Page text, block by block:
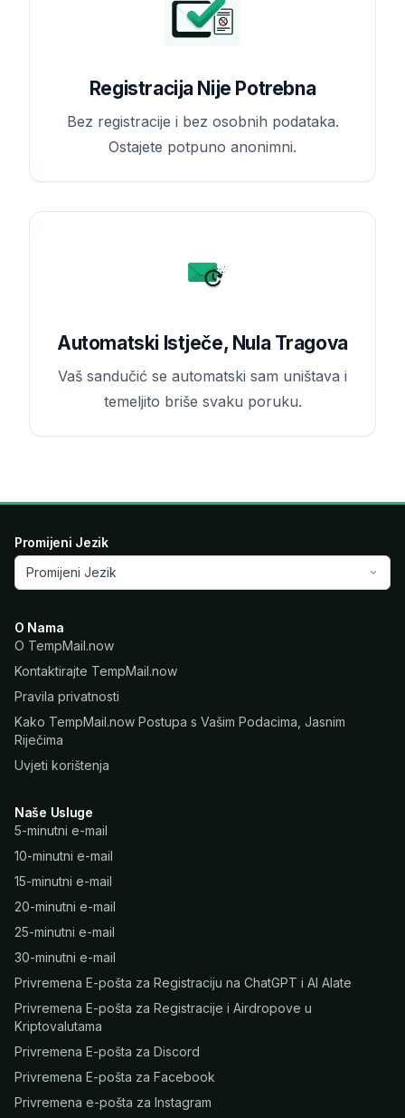
Registracija Nije Potrebna
Bez registracije i bez osobnih podataka.
Ostajete potpuno anonimni.
Automatski Istječe, Nula Tragova
Vaš sandučić se automatski sam uništava i
temeljito briše svaku poruku.
Promijeni Jezik
Promijeni Jezik
O Nama
O TempMail.now
Kontaktirajte TempMail.now
Pravila privatnosti
Kako TempMail.now Postupa s Vašim Podacima, Jasnim
Riječima
Uvjeti korištenja
Naše Usluge
5-minutni e-mail
10-minutni e-mail
15-minutni e-mail
20-minutni e-mail
25-minutni e-mail
30-minutni e-mail
Privremena E-pošta za Registraciju na ChatGPT i AI Alate
Privremena E-pošta za Registracije i Airdropove u
Kriptovalutama
Privremena E-pošta za Discord
Privremena E-pošta za Facebook
Privremena e-pošta za Instagram